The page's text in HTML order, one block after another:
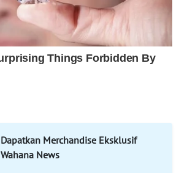
Dapatkan Merchandise Eksklusif
Wahana News